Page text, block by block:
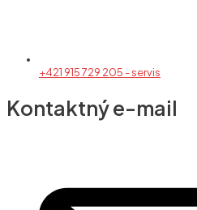
+421 915 729 205 - servis
Kontaktný e-mail